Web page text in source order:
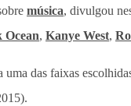
música, divulgou
Ocean, Kanye West,
uma das faixas